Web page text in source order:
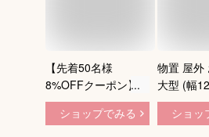
【先着50名様
8%OFFクーポン】物
置 屋外 大型 倉庫 大
型物置 戸外収納庫 2
ショップでみる
物置 屋外
大型 (幅
さ154)
スチー
ショッ